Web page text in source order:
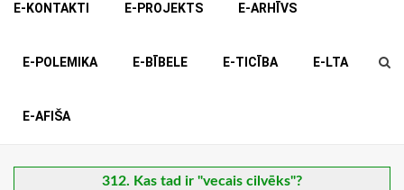
E-KONTAKTI E-PROJEKTS E-ARHĪVS
E-POLEMIKA E-BĪBELE E-TICĪBA E-LTA
E-AFIŠA
312. Kas tad ir "vecais cilvēks"?